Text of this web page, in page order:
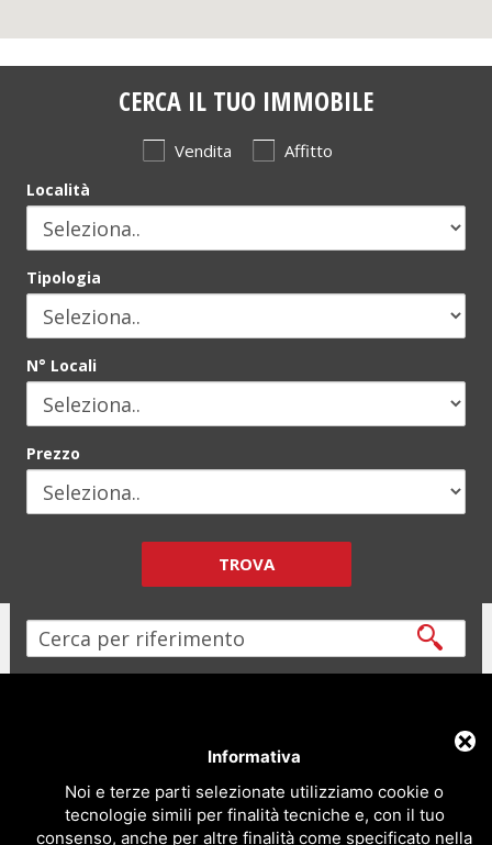
CERCA IL TUO IMMOBILE
Vendita Affitto
Località
Tipologia
N° Locali
Prezzo
TROVA
Immobiliare Mazzini By Agenzia Immobiliare Evasione 2 di Letizia
Novarin e C. Snc
Affitti e Vendite appartamenti, villette, case vacanze fronte
mare al Lido di Pomposa e Scacchi
Via Mare Adriatico, 9 - 44020 Lido di Pomposa - Comacchio (Fe) Italy
Informativa
Noi e terze parti selezionate utilizziamo cookie o
tecnologie simili per finalità tecniche e, con il tuo
consenso, anche per altre finalità come specificato nella